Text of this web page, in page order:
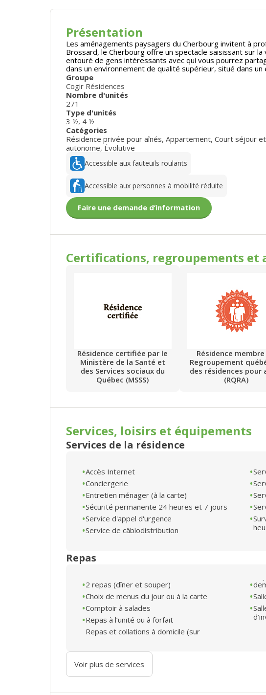
Présentation
Les aménagements paysagers du Cherbourg invitent à
Brossard, le Cherbourg offre un spectacle saisissant sur
entouré de gens intéressants avec qui vous pourrez
dans un environnement de qualité supérieur, situé dans
Groupe
Cogir Résidences
Nombre d'unités
271
Type d'unités
3 ½, 4 ½
Catégories
Résidence privée pour aînés, Appartement, Court séjour
autonome, Évolutive
Accessible aux fauteuils roulants
Accessible aux personnes à mobilité réduite
Faire une demande d’information
Certifications, regroupements et
Résidence certifiée par le
Ministère de la Santé et
des Services sociaux du
Québec (MSSS)
Résidence membre
Regroupement
des résidences pour
(RQRA)
Services, loisirs et équipements
Services de la résidence
Accès Internet
Conciergerie
Entretien ménager (à la carte)
Sécurité permanente 24 heures et 7 jours
Service d'appel d'urgence
Service de câblodistribution
Repas
2 repas (dîner et souper)
Choix de menus du jour ou à la carte
Comptoir à salades
Repas à l’unité ou à forfait
Repas et collations à domicile (sur
Voir plus de services